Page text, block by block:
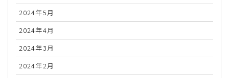
2024年5月
2024年4月
2024年3月
2024年2月